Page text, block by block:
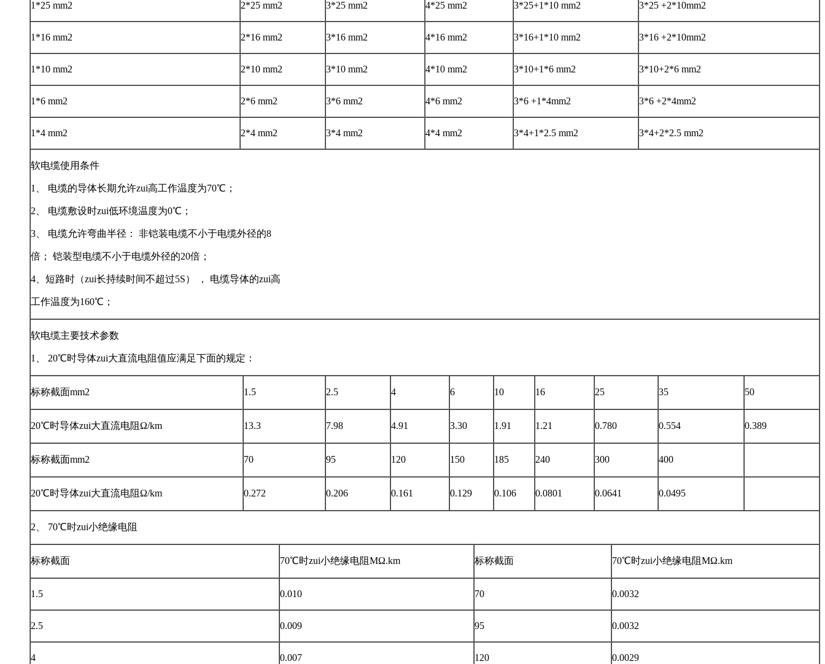
1*25 mm2 2*25 mm2 3*25 mm2 4*25 mm2 3*25+1*10 mm2 3*25 +2*10mm2
1*16 mm2 2*16 mm2 3*16 mm2 4*16 mm2 3*16+1*10 mm2 3*16 +2*10mm2
1*10 mm2 2*10 mm2 3*10 mm2 4*10 mm2 3*10+1*6 mm2 3*10+2*6 mm2
1*6 mm2 2*6 mm2 3*6 mm2 4*6 mm2 3*6 +1*4mm2 3*6 +2*4mm2
1*4 mm2 2*4 mm2 3*4 mm2 4*4 mm2 3*4+1*2.5 mm2 3*4+2*2.5 mm2
软电缆使用条件
1、 电缆的导体长期允许zui高工作温度为70℃；
2、 电缆敷设时zui低环境温度为0℃；
3、 电缆允许弯曲半径： 非铠装电缆不小于电缆外径的8
倍； 铠装型电缆不小于电缆外径的20倍；
4、短路时（zui长持续时间不超过5S） ， 电缆导体的zui高
工作温度为160℃；
软电缆主要技术参数
1、 20℃时导体zui大直流电阻值应满足下面的规定：
标称截面mm2 1.5 2.5 4 6 10 16 25 35 50
20℃时导体zui大直流电阻Ω/km 13.3 7.98 4.91 3.30 1.91 1.21 0.780 0.554 0.389
标称截面mm2 70 95 120 150 185 240 300 400
20℃时导体zui大直流电阻Ω/km 0.272 0.206 0.161 0.129 0.106 0.0801 0.0641 0.0495
2、 70℃时zui小绝缘电阻
标称截面 70℃时zui小绝缘电阻MΩ.km 标称截面 70℃时zui小绝缘电阻MΩ.km
1.5 0.010 70 0.0032
2.5 0.009 95 0.0032
4 0.007 120 0.0029